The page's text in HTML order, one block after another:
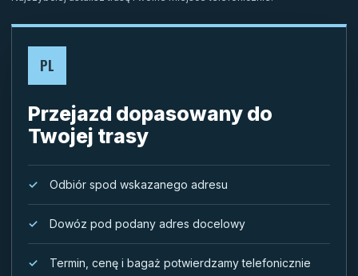
PL
Przejazd dopasowany do
Twojej trasy
Odbiór spod wskazanego adresu
Dowóz pod podany adres docelowy
Termin, cenę i bagaż potwierdzamy telefonicznie